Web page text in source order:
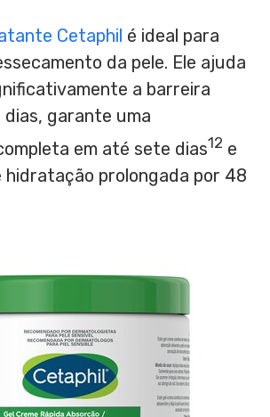
Cetaphil é ideal para
da pele. Ele ajuda
a barreira
garante uma
em até sete dias12 e
hidratação prolongada por 48